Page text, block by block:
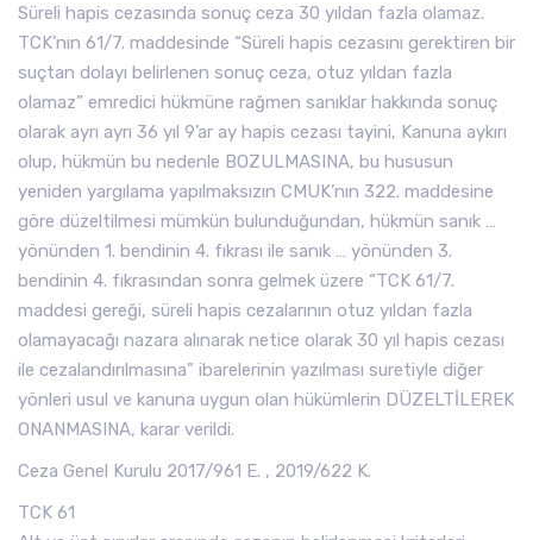
Süreli hapis cezasında sonuç ceza 30 yıldan fazla olamaz.
TCK’nın 61/7. maddesinde “Süreli hapis cezasını gerektiren bir
suçtan dolayı belirlenen sonuç ceza, otuz yıldan fazla
olamaz” emredici hükmüne rağmen sanıklar hakkında sonuç
olarak ayrı ayrı 36 yıl 9’ar ay hapis cezası tayini, Kanuna aykırı
olup, hükmün bu nedenle BOZULMASINA, bu hususun
yeniden yargılama yapılmaksızın CMUK’nın 322. maddesine
göre düzeltilmesi mümkün bulunduğundan, hükmün sanık …
yönünden 1. bendinin 4. fıkrası ile sanık … yönünden 3.
bendinin 4. fıkrasından sonra gelmek üzere “TCK 61/7.
maddesi gereği, süreli hapis cezalarının otuz yıldan fazla
olamayacağı nazara alınarak netice olarak 30 yıl hapis cezası
ile cezalandırılmasına” ibarelerinin yazılması suretiyle diğer
yönleri usul ve kanuna uygun olan hükümlerin DÜZELTİLEREK
ONANMASINA, karar verildi.
Ceza Genel Kurulu 2017/961 E. , 2019/622 K.
TCK 61